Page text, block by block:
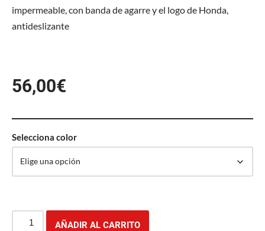
impermeable, con banda de agarre y el logo de Honda,
antideslizante
56,00€
Selecciona color
AÑADIR AL CARRITO